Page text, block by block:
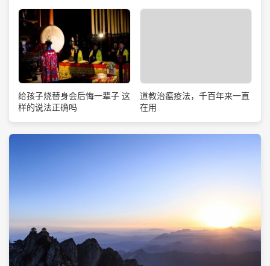
给孩子烧替身会后悔一辈子 这
样的说法正确吗
道教治瘟疫法，千百年来一直
在用